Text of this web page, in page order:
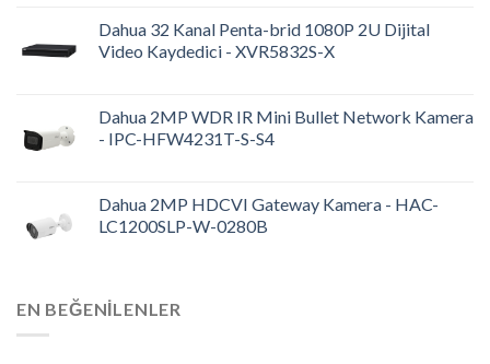
Dahua 32 Kanal Penta-brid 1080P 2U Dijital
Video Kaydedici - XVR5832S-X
Dahua 2MP WDR IR Mini Bullet Network Kamera
- IPC-HFW4231T-S-S4
Dahua 2MP HDCVI Gateway Kamera - HAC-
LC1200SLP-W-0280B
EN BEĞENILENLER